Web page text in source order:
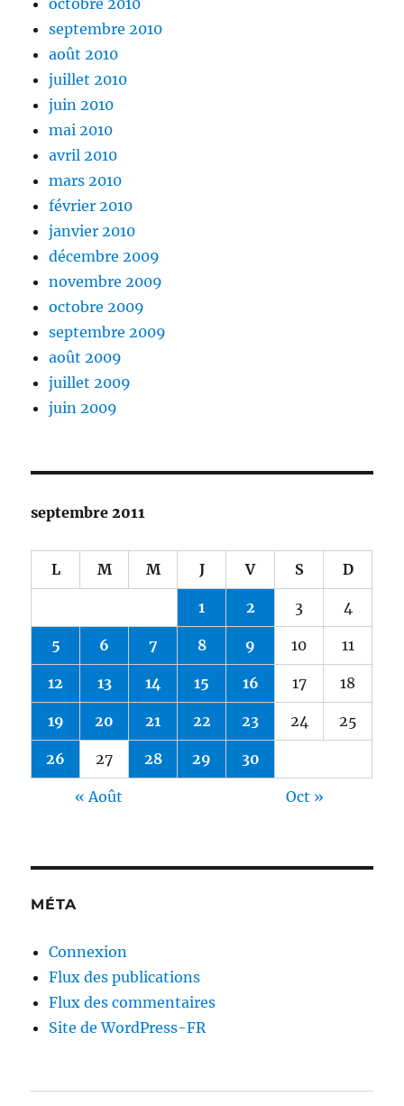
octobre 2010
septembre 2010
août 2010
juillet 2010
juin 2010
mai 2010
avril 2010
mars 2010
février 2010
janvier 2010
décembre 2009
novembre 2009
octobre 2009
septembre 2009
août 2009
juillet 2009
juin 2009
septembre 2011
L M M J V S D
1 2 3 4
5 6 7 8 9 10 11
12 13 14 15 16 17 18
19 20 21 22 23 24 25
26 27 28 29 30
« Août Oct »
MÉTA
Connexion
Flux des publications
Flux des commentaires
Site de WordPress-FR